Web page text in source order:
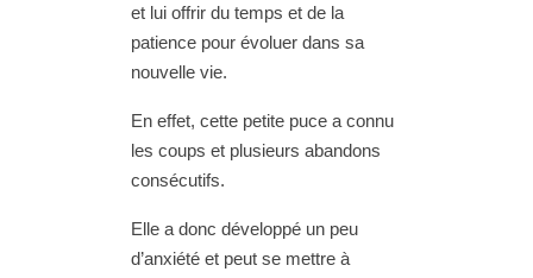
et lui offrir du temps et de la
patience pour évoluer dans sa
nouvelle vie.
En effet, cette petite puce a connu
les coups et plusieurs abandons
consécutifs.
Elle a donc développé un peu
d’anxiété et peut se mettre à